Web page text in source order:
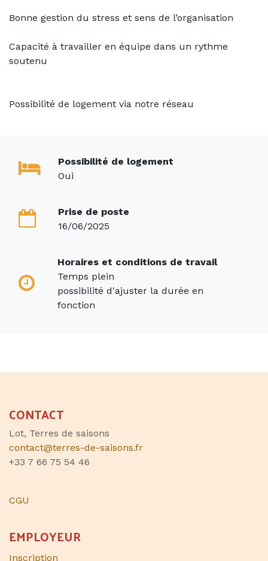
Bonne gestion du stress et sens de l’organisation
Capacité à travailler en équipe dans un rythme
soutenu
Possibilité de logement via notre réseau
Possibilité de logement
Oui
Prise de poste
16/06/2025
Horaires et conditions de travail
Temps plein
possibilité d'ajuster la durée en
fonction
CONTACT
Lot, Terres de saisons
contact@terres-de-saisons.fr
+33 7 66 75 54 46
CGU
EMPLOYEUR
Inscription